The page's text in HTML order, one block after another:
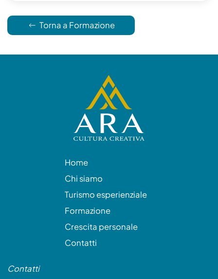
Torna a Formazione
Home
Chi siamo
Turismo esperienziale
Formazione
Crescita personale
Contatti
Contatti